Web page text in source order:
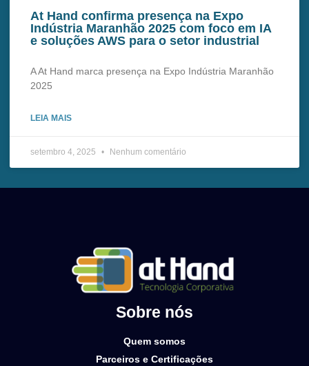
At Hand confirma presença na Expo
Indústria Maranhão 2025 com foco em IA
e soluções AWS para o setor industrial
A At Hand marca presença na Expo Indústria Maranhão
2025
LEIA MAIS
setembro 4, 2025 Nenhum comentário
Sobre nós
Quem somos
Parceiros e Certificações